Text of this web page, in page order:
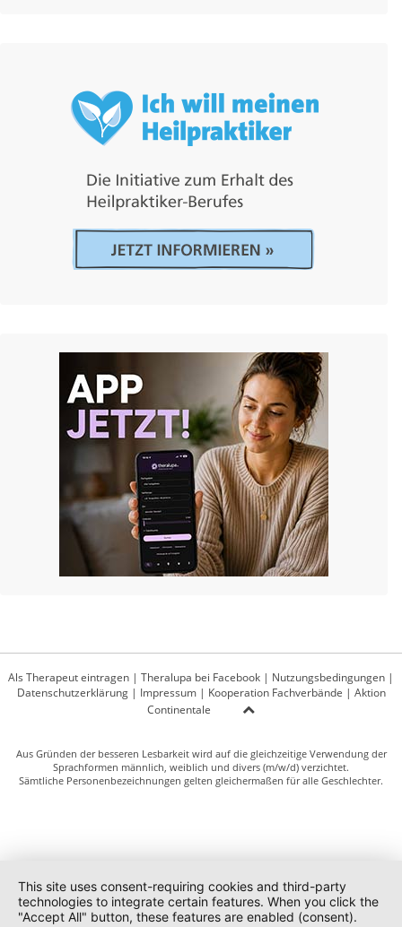
Als Therapeut eintragen | Theralupa bei Facebook | Nutzungsbedingungen |
Datenschutzerklärung| Impressum| Kooperation Fachverbände | Aktion
Continentale
Aus Gründen der besseren Lesbarkeit wird auf die gleichzeitige Verwendung der
Sprachformen männlich, weiblich und divers (m/w/d) verzichtet.
Sämtliche Personenbezeichnungen gelten gleichermaßen für alle Geschlechter.
This site uses consent-requiring cookies and third-party
technologies to integrate certain features. When you click the
"Accept All" button, these features are enabled (consent).